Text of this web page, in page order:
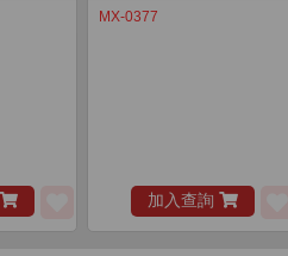
MX-0377
加入查詢